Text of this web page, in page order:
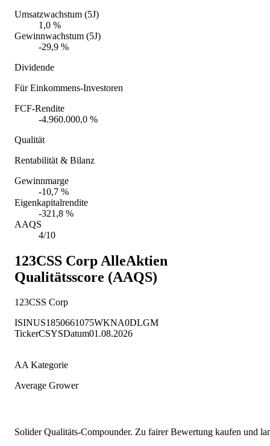
Umsatzwachstum (5J)
1,0 %
Gewinnwachstum (5J)
-29,9 %
Dividende
Für Einkommens-Investoren
FCF-Rendite
-4.960.000,0 %
Qualität
Rentabilität & Bilanz
Gewinnmarge
-10,7 %
Eigenkapitalrendite
-321,8 %
AAQS
4/10
123CSS Corp AlleAktien
Qualitätsscore (AAQS)
123CSS Corp
ISINUS1850661075WKNA0DLGM
TickerCSYSDatum01.08.2026
AA Kategorie
Average Grower
Solider Qualitäts-Compounder. Zu fairer Bewertung kaufen und